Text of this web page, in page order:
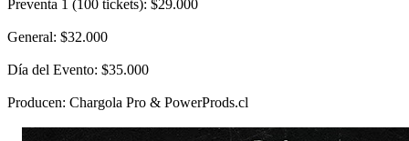
Preventa 1 (100 tickets): $29.000
General: $32.000
Día del Evento: $35.000
Producen: Chargola Pro & PowerProds.cl